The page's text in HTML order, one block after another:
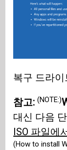
복구 드라
참고:(NOTE:)
대신 다음
ISO 파일에
(How to install